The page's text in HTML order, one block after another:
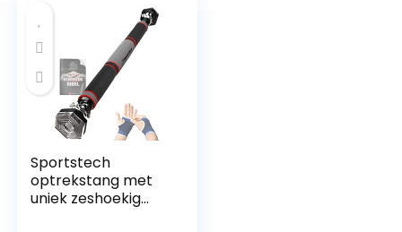
Sportstech
optrekstang met
uniek zeshoekig